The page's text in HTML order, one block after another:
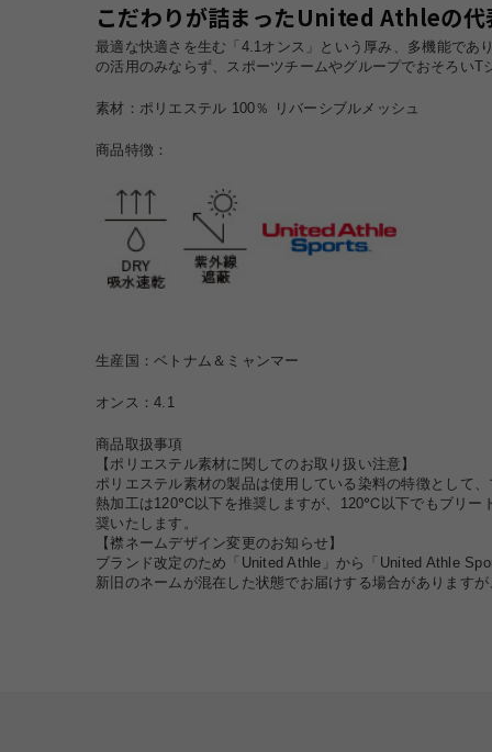
こだわりが詰まったUnited Athleの代
最適な快適さを生む「4.1オンス」という厚み、多機能であ
の活用のみならず、スポーツチームやグループでおそろい
素材：ポリエステル 100％ リバーシブルメッシュ
商品特徴：
生産国：ベトナム＆ミャンマー
オンス：4.1
商品取扱事項
【ポリエステル素材に関してのお取り扱い注意】
ポリエステル素材の製品は使用している染料の特徴として
熱加工は120℃以下を推奨しますが、120℃以下でもブリー
奨いたします。
【襟ネームデザイン変更のお知らせ】
ブランド改定のため「United Athle」から「United Athle
新旧のネームが混在した状態でお届けする場合があります